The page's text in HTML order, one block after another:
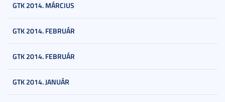
GTK 2014. MÁRCIUS
GTK 2014. FEBRUÁR
GTK 2014. FEBRUÁR
GTK 2014. JANUÁR